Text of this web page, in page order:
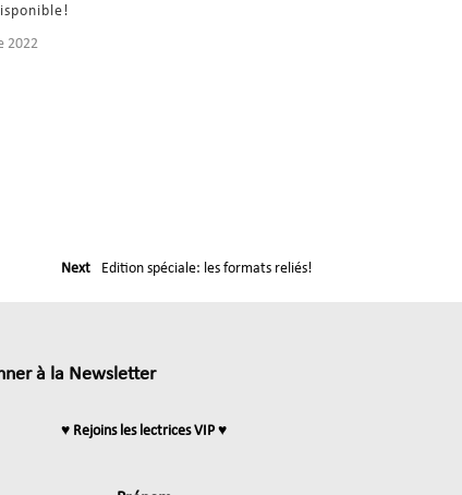
2022
Next Edition spéciale: les formats reliés!
à la Newsletter
♥ Rejoins les lectrices VIP ♥